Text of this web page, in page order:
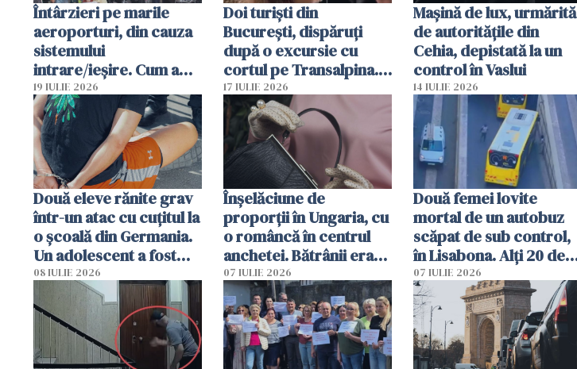
Întârzieri pe marile
aeroporturi, din cauza
sistemului
intrare/ieșire. Cum a
ajuns o femeie să fie
arestată în Cluj-Napoca
19 IULIE 2026
Doi turiști din
București, dispăruți
după o excursie cu
cortul pe Transalpina.
Poliția și familia îi caută
17 IULIE 2026
Mașină de lux, urmărită
de autoritățile din
Cehia, depistată la un
control în Vaslui
14 IULIE 2026
Două eleve rănite grav
într-un atac cu cuțitul la
o școală din Germania.
Un adolescent a fost
arestat
08 IULIE 2026
Înșelăciune de
proporții în Ungaria, cu
o româncă în centrul
anchetei. Bătrânii erau
puși să lase la poartă
genți cu aur și bani
07 IULIE 2026
Două femei lovite
mortal de un autobuz
scăpat de sub control,
în Lisabona. Alți 20 de
oameni sunt răniți
07 IULIE 2026